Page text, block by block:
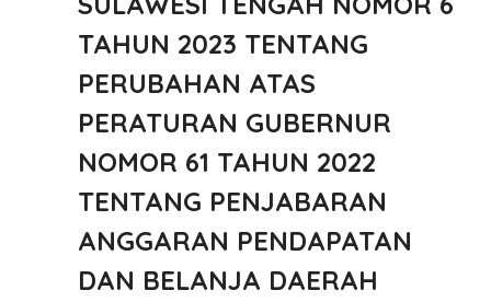
TAHUN 2023 TENTANG
PERUBAHAN ATAS
PERATURAN GUBERNUR
NOMOR 61 TAHUN 2022
TENTANG PENJABARAN
ANGGARAN PENDAPATAN
DAN BELANJA DAERAH